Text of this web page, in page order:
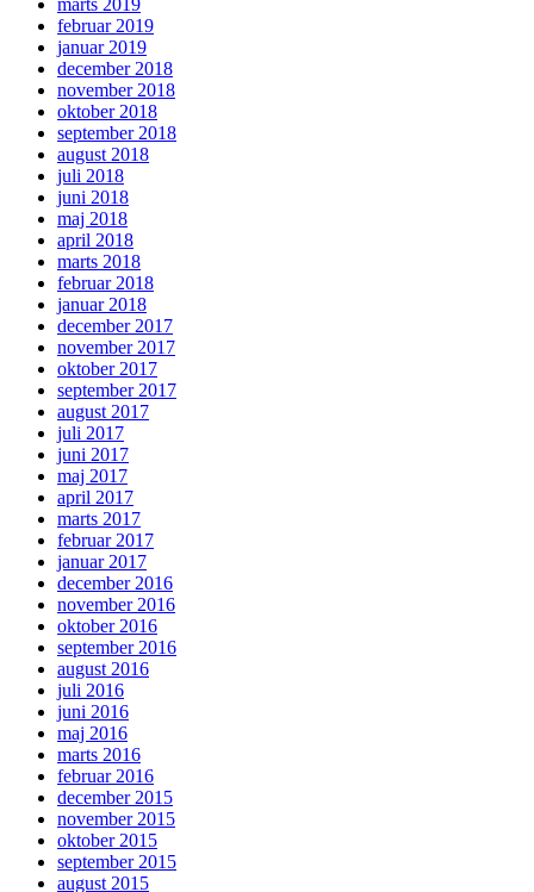
februar 2019
januar 2019
december 2018
november 2018
oktober 2018
september 2018
august 2018
juli 2018
juni 2018
maj 2018
april 2018
marts 2018
februar 2018
januar 2018
december 2017
november 2017
oktober 2017
september 2017
august 2017
juli 2017
juni 2017
maj 2017
april 2017
marts 2017
februar 2017
januar 2017
december 2016
november 2016
oktober 2016
september 2016
august 2016
juli 2016
juni 2016
maj 2016
marts 2016
februar 2016
december 2015
november 2015
oktober 2015
september 2015
august 2015